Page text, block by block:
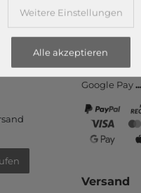
Amazon Pay,
Kredit­karte,
Google Pay...
Versand
Weitere Einstellungen
Alle akzeptieren